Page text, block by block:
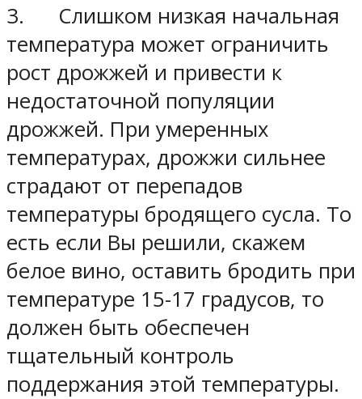
3. Слишком низкая начальная
температура может ограничить
рост дрожжей и привести к
недостаточной популяции
дрожжей. При умеренных
температурах, дрожжи сильнее
страдают от перепадов
температуры бродящего сусла. То
есть если Вы решили, скажем
белое вино, оставить бродить при
температуре 15-17 градусов, то
должен быть обеспечен
тщательный контроль
поддержания этой температуры.